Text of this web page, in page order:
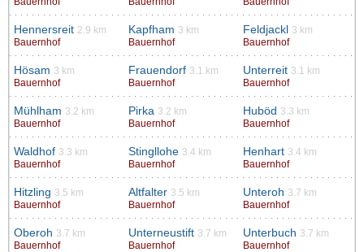
Hennersreit 2.9 km
Bauernhof
Kapfham 3 km
Bauernhof
Feldjackl
3 km
Bauernhof
Hösam 3 km
Bauernhof
Frauendorf 3.1 km
Bauernhof
Unterreit 3.1 km
Bauernhof
Mühlham 3.2 km
Bauernhof
Pirka 3.2 km
Bauernhof
Huböd 3.3 km
Bauernhof
Waldhof 3.3 km
Bauernhof
Stingllohe 3.4 km
Bauernhof
Henhart 3.4 km
Bauernhof
Hitzling 3.5 km
Bauernhof
Altfalter 3.5 km
Bauernhof
Unteroh 3.7 km
Bauernhof
Oberoh 3.7 km
Bauernhof
Unterneustift 3.7 km
Bauernhof
Unterbuch 3.7 km
Bauernhof